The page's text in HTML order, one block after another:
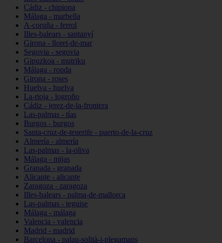
Cádiz - chipiona
Málaga - marbella
A-coruña - ferrol
Illes-balears - santanyí
Girona - lloret-de-mar
Segovia - segovia
Gipuzkoa - mutriku
Málaga - ronda
Girona - roses
Huelva - huelva
La-rioja - logroño
Cádiz - jerez-de-la-frontera
Las-palmas - tías
Burgos - burgos
Santa-cruz-de-tenerife - puerto-de-la-cruz
Almería - almería
Las-palmas - la-oliva
Málaga - mijas
Granada - granada
Alicante - alicante
Zaragoza - zaragoza
Illes-balears - palma-de-mallorca
Las-palmas - teguise
Málaga - málaga
Valencia - valencia
Madrid - madrid
Barcelona - palau-solità-i-plegamans